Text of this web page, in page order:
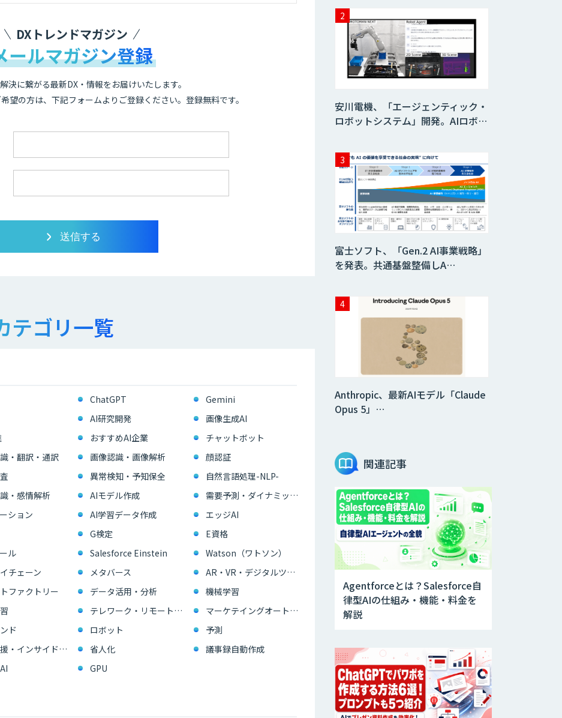
DXトレンドマガジン
ールマガジン登録
決に繋がる最新DX・情報をお届けいたします。
望の方は、下記フォームよりご登録ください。登録無料です。
テゴリ一覧
ChatGPT
Gemini
AI研究開発
画像生成AI
おすすめAI企業
チャットボット
・翻訳・通訳 画像認識・画像解析
顔認証
異常検知・予知保全
自然言語処理-NLP-
・感情解析 AIモデル作成
需要予測・ダイナミックプライシング
ション AI学習データ作成
エッジAI
G検定
E資格
ル Salesforce Einstein
Watson（ワトソン）
チェーン メタバース
AR・VR・デジタルツイン
ファクトリー データ活用・分析
機械学習
テレワーク・リモートワーク
マーケテイングオートメーション・MAツール
ド ロボット
予測
営業支援・インサイドセールス 省人化
議事録自動作成
GPU
imprai ezKotae
GPT-4
援サービス
生成AI活用 1day
ブートキャンプ
データ分析エージ
ェント
き」コンサルティ
ングサービス
フィジカルAI・AI
ロボット向け教師
データ収集・作成
SaaS・サブスク
向け収益管理プラ
Teachme Biz
AIR-NEXUS
AI価格調査ツール
Smapra
secondz
安川電機、「エージェンティック・
ロボットシステム」開発。AIロボ…
富士ソフト、「Gen.2 AI事業戦略」
を発表。共通基盤整備しA…
Anthropic、最新AIモデル「Claude
Opus 5」…
関連記事
Agentforceとは？Salesforce自
律型AIの仕組み・機能・料金を
解説